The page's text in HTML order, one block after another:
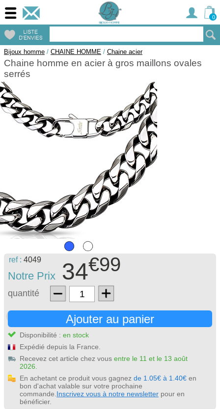
0
Bijoux homme / CHAINE HOMME / Chaine acier
Chaine homme en acier à gros maillons ovales
serrés
ref : 4049
Notre Prix 34€99
quantité
Ajouter au panier
Disponibilité : en stock
Expédié depuis la France.
Recevez cet article chez vous entre le 11 et le 13 août
2026.
En achetant ce produit vous gagnez de 1.05€ à 1.40€ en
bon d'achat valable sur votre prochaine
commande. Inscrivez vous à notre newsletter pour en
bénéficier.